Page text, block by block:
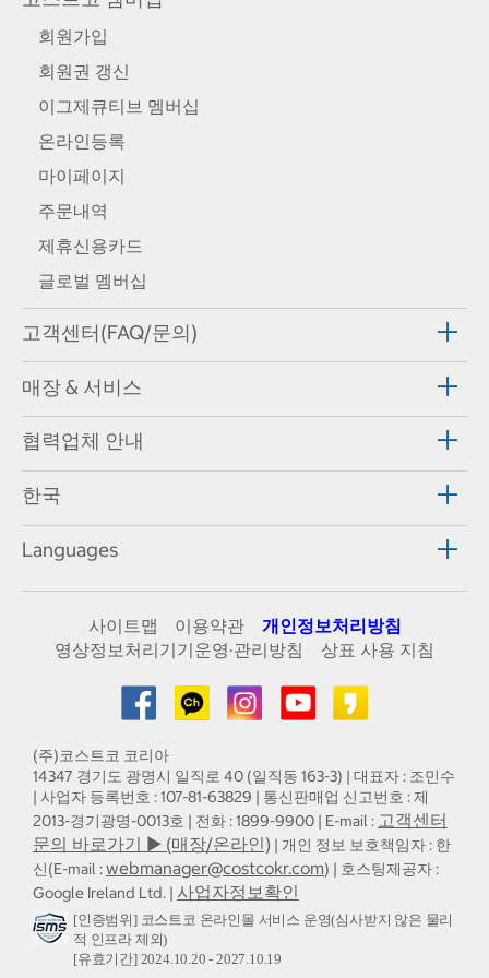
회원가입
회원권 갱신
이그제큐티브 멤버십
온라인등록
마이페이지
주문내역
제휴신용카드
글로벌 멤버십
고객센터(FAQ/문의)
매장 & 서비스
협력업체 안내
한국
Languages
사이트맵 이용약관
개인정보처리방침
영상정보처리기기운영·관리방침
상표 사용 지침
(주)코스트코 코리아
14347 경기도 광명시 일직로 40 (일직동 163-3) | 대표자 : 조민수
| 사업자 등록번호 : 107-81-63829 | 통신판매업 신고번호 : 제
2013-경기광명-0013호 | 전화 : 1899-9900 | E-mail : 고객센터
문의 바로가기 ▶ (매장/온라인) | 개인 정보 보호책임자 : 한
신(E-mail :webmanager@costcokr.com) | 호스팅제공자 :
Google Ireland Ltd. | 사업자정보확인
[인증범위] 코스트코 온라인몰 서비스 운영(심사받지 않은 물리
적 인프라 제외)
[유효기간] 2024.10.20 - 2027.10.19